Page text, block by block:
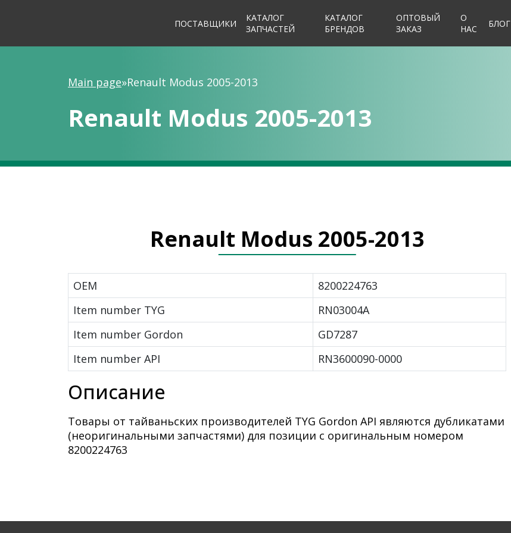
ПОСТАВЩИКИ
КАТАЛОГ
ЗАПЧАСТЕЙ
КАТАЛОГ
БРЕНДОВ
ОПТОВЫЙ
ЗАКАЗ
О
НАС
БЛОГ
Main page»Renault Modus 2005-2013
Renault Modus 2005-2013
Renault Modus 2005-2013
OEM
8200224763
Item number TYG
RN03004A
Item number Gordon
GD7287
Item number API
RN3600090-0000
Описание
Товары от тайваньских производителей TYG Gordon API являются дубликатами
(неоригинальными запчастями) для позиции с оригинальным номером
8200224763